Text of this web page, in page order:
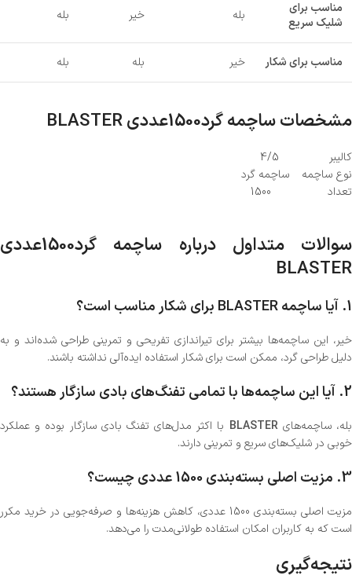
مناسب برای
شلیک سریع
بله خیر بله
مناسب برای شکار خیر بله بله
مشخصات ساچمه گرد‌1500عددی BLASTER
کالیبر 4/5
نوع ساچمه ساچمه گرد
تعداد 1500
سوالات متداول درباره ساچمه گرد‌1500عددی
BLASTER
1. آیا ساچمه BLASTER برای شکار مناسب است؟
خیر، این ساچمه‌ها بیشتر برای تیراندازی تفریحی و تمرینی طراحی شده‌اند و به
دلیل طراحی گرد، ممکن است برای شکار استفاده ایده‌آلی نداشته باشند.
2. آیا این ساچمه‌ها با تمامی تفنگ‌های بادی سازگار هستند؟
بله، ساچمه‌هایBLASTER با اکثر مدل‌های تفنگ بادی سازگار بوده و عملکرد
خوبی در شلیک‌های سریع و تمرینی دارند.
3. مزیت اصلی بسته‌بندی 1500 عددی چیست؟
مزیت اصلی بسته‌بندی 1500 عددی، کاهش هزینه‌ها و صرفه‌جویی در خرید مکرر
است که به کاربران امکان استفاده طولانی‌مدت را می‌دهد.
نتیجه‌گیری